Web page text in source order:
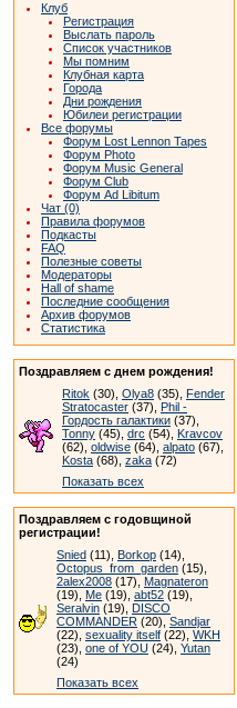
Клуб
Регистрация
Выслать пароль
Список участников
Мы помним
Клубная карта
Города
Дни рождения
Юбилеи регистрации
Все форумы
Форум Lost Lennon Tapes
Форум Photo
Форум Music General
Форум Club
Форум Ad Libitum
Чат (0)
Правила форумов
Подкасты
FAQ
Полезные советы
Модераторы
Hall of shame
Последние сообщения
Архив форумов
Статистика
Поздравляем с днем рождения!
Ritok (30), Olya8 (35), Fender
Stratocaster (37), Phil -
Гордость галактики (37),
Tonny (45), drc (54), Kravcov
(62), oldwise (64), alpato (67),
Kosta (68), zaka (72)
Показать всех
Поздравляем с годовщиной
регистрации!
Snied (11), Borkop (14),
Octopus_from_garden (15),
2alex2008 (17), Magnateron
(19), Me (19), abt52 (19),
Seralvin (19), DISCO
COMMANDER (20), Sandjar
(22), sexuality itself (22), WKH
(23), one of YOU (24), Yutan
(24)
Показать всех